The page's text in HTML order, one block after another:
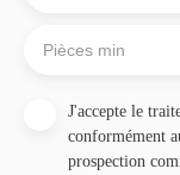
Pièces min
J'accepte le
conformément
prospection